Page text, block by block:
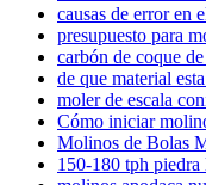
causas de error en
presupuesto para
carbón de coque
de que material
moler de escala
Cómo iniciar
Molinos de Bolas
150-180 tph